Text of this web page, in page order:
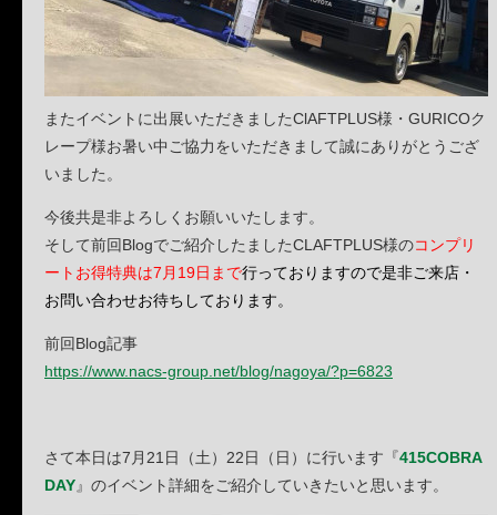
またイベントに出展いただきましたClAFTPLUS様・GURICOク
レープ様お暑い中ご協力をいただきまして誠にありがとうござ
いました。
今後共是非よろしくお願いいたします。
そして前回Blogでご紹介したましたCLAFTPLUS様のコンプリ
ートお得特典は7月19日まで行っておりますので是非ご来店・
お問い合わせお待ちしております。
前回Blog記事
https://www.nacs-group.net/blog/nagoya/?p=6823
さて本日は7月21日（土）22日（日）に行います『415COBRA
DAY』のイベント詳細をご紹介していきたいと思います。